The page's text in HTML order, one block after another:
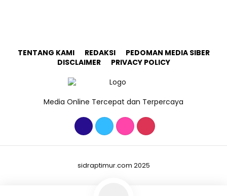
TENTANG KAMI REDAKSI
PEDOMAN MEDIA SIBER
DISCLAIMER
PRIVACY POLICY
Media Online Tercepat dan Terpercaya
sidraptimur.com 2025